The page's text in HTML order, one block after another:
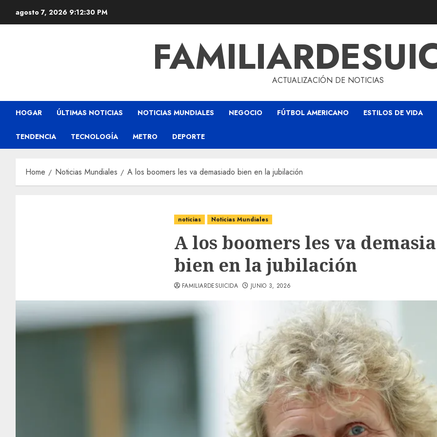
agosto 7, 2026 9:12:31 PM
ACTUALIZACIÓN DE NOTICIAS
HOGAR ÚLTIMAS NOTICIAS NOTICIAS MUNDIALES NEGOCIO FÚTBOL AMERICANO ESTILOS DE VIDA
TENDENCIA TECNOLOGÍA METRO DEPORTE
Home Noticias Mundiales A los boomers les va demasiado bien en la jubilación
noticias Noticias Mundiales
A los boomers les va
bien en la jubilación
FAMILIARDESUICIDA JUNIO 3, 2026